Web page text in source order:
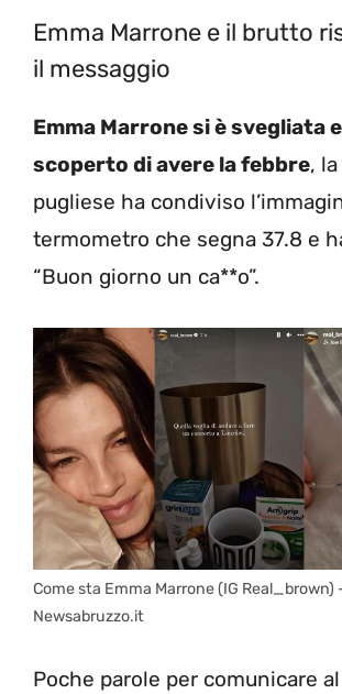
Emma Marrone e il brutto
il messaggio
Emma Marrone si è svegliata
scoperto di avere la febbre,
pugliese ha condiviso
termometro che segna 37.8 e
“Buon giorno un ca**o”.
Come sta Emma Marrone (IG Real_brown)
Newsabruzzo.it
Poche parole per comunicare